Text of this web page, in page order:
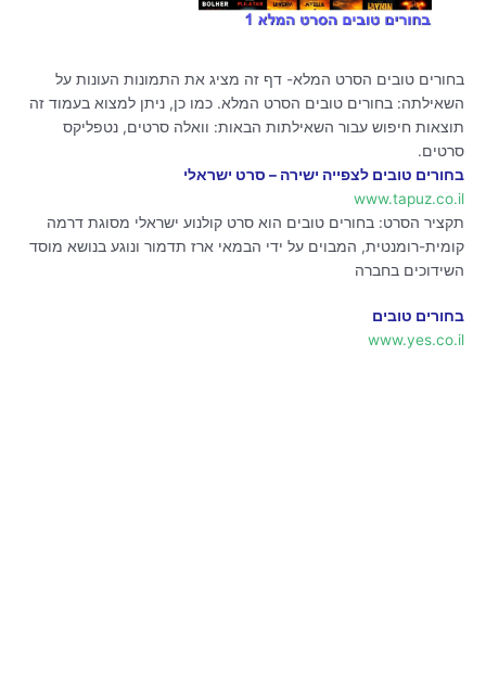
בחורים טובים הסרט המלא- דף זה מציג את התמונות העונות על
השאילתה: בחורים טובים הסרט המלא. כמו כן, ניתן למצוא בעמוד זה
תוצאות חיפוש עבור השאילתות הבאות: וואלה סרטים, נטפליקס
סרטים.
בחורים טובים לצפייה ישירה – סרט ישראלי
www.tapuz.co.il
תקציר הסרט: בחורים טובים הוא סרט קולנוע ישראלי מסוגת דרמה
קומית-רומנטית, המבוים על ידי הבמאי ארז תדמור ונוגע בנושא מוסד
השידוכים בחברה
בחורים טובים
www.yes.co.il